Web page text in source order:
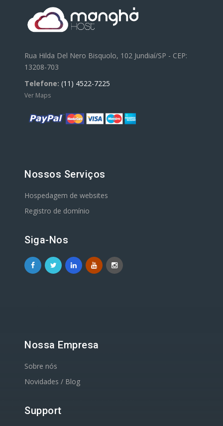
Rua Hilda Del Nero Bisquolo, 102 Jundiaí/SP - CEP:
13208-703
Telefone: (11) 4522-7225
Ver Maps
Nossos Serviços
Hospedagem de websites
Registro de domínio
Siga-Nos
Nossa Empresa
Sobre nós
Novidades / Blog
Support